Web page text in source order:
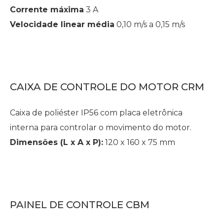
Corrente máxima 3 A
Velocidade linear média 0,10 m/s a 0,15 m/s
CAIXA DE CONTROLE DO MOTOR CRM
Caixa de poliéster IP56 com placa eletrônica
interna para controlar o movimento do motor.
Dimensões (L x A x P): 120 x 160 x 75 mm
PAINEL DE CONTROLE CBM